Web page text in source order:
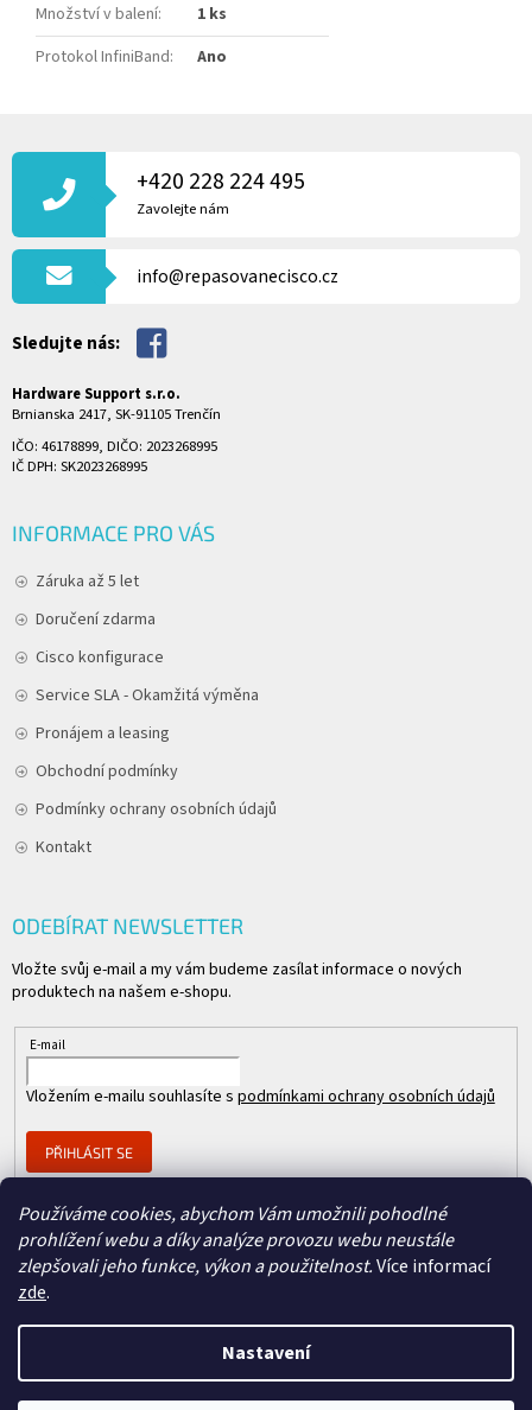
Používáme cookies, abychom Vám umožnili pohodlné
prohlížení webu a díky analýze provozu webu neustále
zlepšovali jeho funkce, výkon a použitelnost.Více informací
zde.
Nastavení
Množství v balení:
1 ks
Protokol InfiniBand: Ano
Á
T
+420 228 224 495
Zavolejte nám
info@repasovanecisco.cz
Sledujte nás:
Hardware Support s.r.o.
Brnianska 2417, SK-91105 Trenčín
IČO: 46178899, DIČO: 2023268995
IČ DPH: SK2023268995
INFORMACE PRO VÁS
Záruka až 5 let
Doručení zdarma
Cisco konfigurace
Service SLA - Okamžitá výměna
Pronájem a leasing
Obchodní podmínky
Podmínky ochrany osobních údajů
Kontakt
ODEBÍRAT NEWSLETTER
Vložte svůj e-mail a my vám budeme zasílat informace o nových
produktech na našem e-shopu.
E-mail
Vložením e-mailu souhlasíte s podmínkami ochrany osobních údajů
PŘIHLÁSIT SE
Člen skupiny
REPASOVANÉ CISCO. Všechna práva vyhrazena.